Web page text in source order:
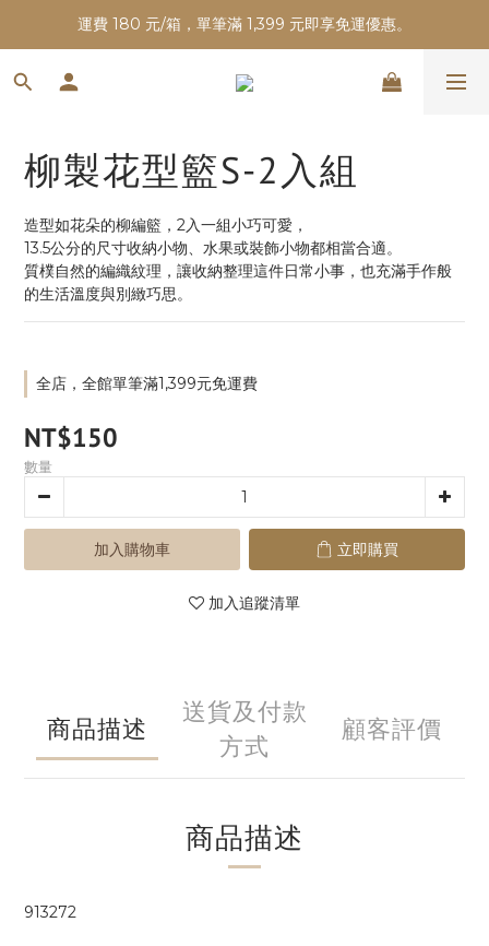
運費 180 元/箱，單筆滿 1,399 元即享免運優惠。
柳製花型籃S-2入組
造型如花朵的柳編籃，2入一組小巧可愛，
13.5公分的尺寸收納小物、水果或裝飾小物都相當合適。
質樸自然的編織紋理，讓收納整理這件日常小事，也充滿手作般
的生活溫度與別緻巧思。
全店，全館單筆滿1,399元免運費
NT$150
數量
加入購物車 立即購買
加入追蹤清單
商品描述
送貨及付款
方式
顧客評價
商品描述
913272